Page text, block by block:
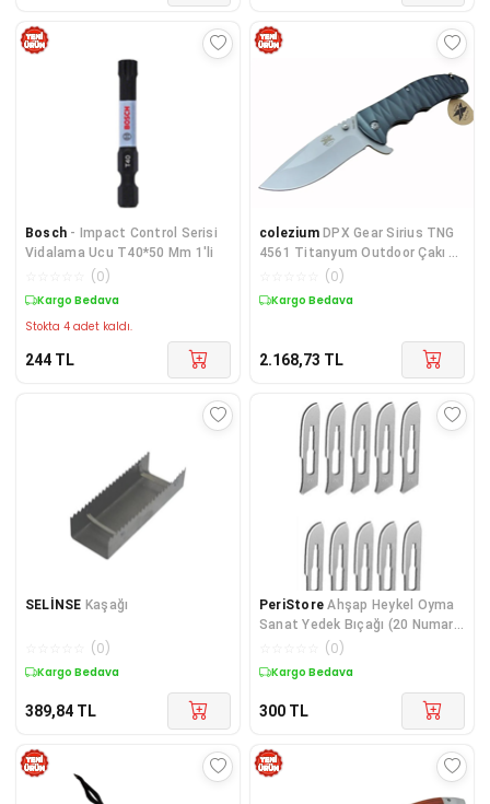
Bosch - Impact Control Serisi
Vidalama Ucu T40*50 Mm 1'li
(0)
Kargo Bedava
Stokta 4 adet kaldı.
244 TL
colezium DPX Gear Sirius TNG
4561 Titanyum Outdoor Çakı 23
cm - Otomatik, Kılıflı
(0)
Kargo Bedava
2.168,73 TL
SELİNSE Kaşağı
(0)
Kargo Bedava
389,84 TL
PeriStore Ahşap Heykel Oyma
Sanat Yedek Bıçağı (20 Numara
- 10 Adet) Geçirmeli Bisturi Tipi
(0)
Kargo Bedava
300 TL